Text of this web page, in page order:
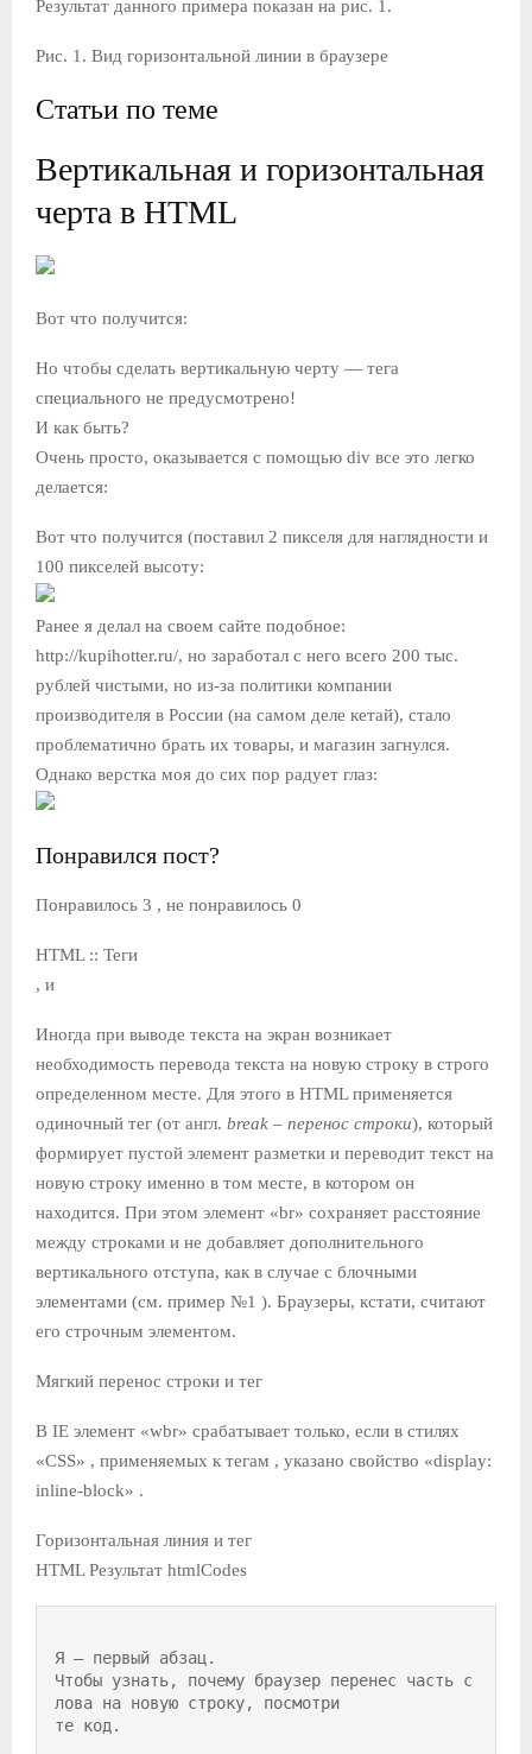
Результат данного примера показан на рис. 1.
Рис. 1. Вид горизонтальной линии в браузере
Статьи по теме
Вертикальная и горизонтальная
черта в HTML
Вот что получится:
Но чтобы сделать вертикальную черту — тега
специального не предусмотрено!
И как быть?
Очень просто, оказывается с помощью div все это легко
делается:
Вот что получится (поставил 2 пикселя для наглядности и
100 пикселей высоту:
Ранее я делал на своем сайте подобное:
http://kupihotter.ru/, но заработал с него всего 200 тыс.
рублей чистыми, но из-за политики компании
производителя в России (на самом деле кетай), стало
проблематично брать их товары, и магазин загнулся.
Однако верстка моя до сих пор радует глаз:
Понравился пост?
Понравилось 3 , не понравилось 0
HTML :: Теги
, и
Иногда при выводе текста на экран возникает
необходимость перевода текста на новую строку в строго
определенном месте. Для этого в HTML применяется
одиночный тег (от англ. break – перенос строки), который
формирует пустой элемент разметки и переводит текст на
новую строку именно в том месте, в котором он
находится. При этом элемент «br» сохраняет расстояние
между строками и не добавляет дополнительного
вертикального отступа, как в случае с блочными
элементами (см. пример №1 ). Браузеры, кстати, считают
его строчным элементом.
Мягкий перенос строки и тег
В IE элемент «wbr» срабатывает только, если в стилях
«CSS» , применяемых к тегам , указано свойство «display:
inline-block» .
Горизонтальная линия и тег
HTML Результат htmlCodes
Я – первый абзац.
Чтобы узнать, почему браузер перенес часть с
лова на новую строку, посмотри
те код.